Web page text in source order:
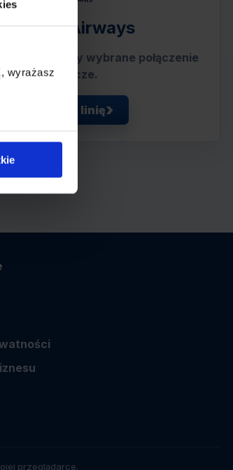
wyrażasz
British Airways
obsługujący wybrane połączenie
lotnicze.
Zobacz linię
przeglądarce.